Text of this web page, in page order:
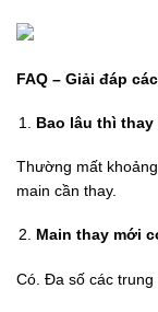
FAQ – Giải đáp
Bao lâu thì
Thường mất
main cần thay.
Main thay mới
Có. Đa số các trung